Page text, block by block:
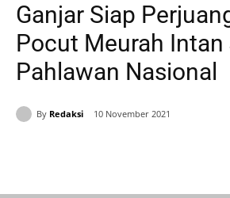
Ganjar Siap
Pocut Meurah Intan
Pahlawan Nasional
By Redaksi 10 November 2021